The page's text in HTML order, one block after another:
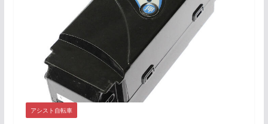
アシスト自転車